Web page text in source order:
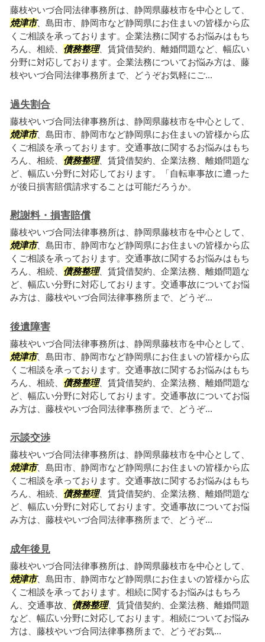
藤枝やいづ合同法律事務所は、静岡県藤枝市を中心として、
焼津市、島田市、静岡市など静岡県にお住まいの皆様から広
くご相談を承っております。企業法務に関するお悩みはもち
ろん、相続、 債務整理、賃貸借契約、離婚問題など、幅広い
分野に対応しております。企業法務についてお悩み方は、藤
枝やいづ合同法律事務所まで、どうぞお気軽にご...
過失割合
藤枝やいづ合同法律事務所は、静岡県藤枝市を中心として、
焼津市、島田市、静岡市など静岡県にお住まいの皆様から広
くご相談を承っております。交通事故に関するお悩みはもち
ろん、相続、 債務整理、賃貸借契約、企業法務、離婚問題な
ど、幅広い分野に対応しております。「自転車事故に遭った
が後日損害賠償請求することは可能だろうか。
慰謝料・損害賠償
藤枝やいづ合同法律事務所は、静岡県藤枝市を中心として、
焼津市、島田市、静岡市など静岡県にお住まいの皆様から広
くご相談を承っております。交通事故に関するお悩みはもち
ろん、相続、 債務整理、賃貸借契約、企業法務、離婚問題な
ど、幅広い分野に対応しております。交通事故についてお悩
み方は、藤枝やいづ合同法律事務所まで、どうぞ...
後遺障害
藤枝やいづ合同法律事務所は、静岡県藤枝市を中心として、
焼津市、島田市、静岡市など静岡県にお住まいの皆様から広
くご相談を承っております。交通事故に関するお悩みはもち
ろん、相続、 債務整理、賃貸借契約、企業法務、離婚問題な
ど、幅広い分野に対応しております。交通事故についてお悩
み方は、藤枝やいづ合同法律事務所まで、どうぞ...
示談交渉
藤枝やいづ合同法律事務所は、静岡県藤枝市を中心として、
焼津市、島田市、静岡市など静岡県にお住まいの皆様から広
くご相談を承っております。交通事故に関するお悩みはもち
ろん、相続、 債務整理、賃貸借契約、企業法務、離婚問題な
ど、幅広い分野に対応しております。交通事故についてお悩
み方は、藤枝やいづ合同法律事務所まで、どうぞ...
成年後見
藤枝やいづ合同法律事務所は、静岡県藤枝市を中心として、
焼津市、島田市、静岡市など静岡県にお住まいの皆様から広
くご相談を承っております。相続に関するお悩みはもちろ
ん、交通事故、 債務整理、賃貸借契約、企業法務、離婚問題
など、幅広い分野に対応しております。相続についてお悩み
方は、藤枝やいづ合同法律事務所まで、どうぞお気...